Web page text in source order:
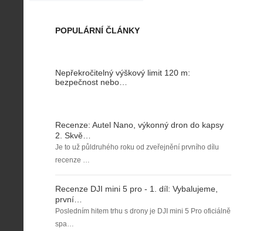
POPULÁRNÍ ČLÁNKY
Nepřekročitelný výškový limit 120 m:
bezpečnost nebo…
Recenze: Autel Nano, výkonný dron do kapsy
2. Skvě…
Je to už půldruhého roku od zveřejnění prvního dílu
recenze …
Recenze DJI mini 5 pro - 1. díl: Vybalujeme,
první…
Posledním hitem trhu s drony je DJI mini 5 Pro oficiálně
spa…